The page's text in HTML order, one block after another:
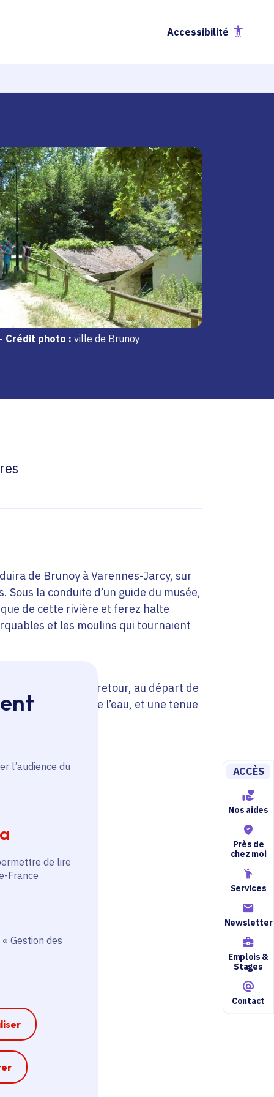
l’audience du
de lire
France
Gestion des
Accessibilité
ACCÈS
Nos aides
Près de
chez moi
Services
Newsletter
Emplois &
Stages
Contact
- Crédit photo : ville de Brunoy
de Brunoy à Varennes-Jarcy, sur
la conduite d’un guide du musée,
de cette rivière et ferez halte
et les moulins qui tournaient
de RER pour le retour, au départ de
chaussures, de l’eau, et une tenue